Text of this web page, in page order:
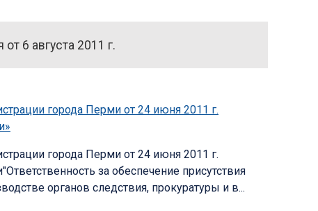
6 августа 2011 г.
города Перми от 24 июня 2011 г.
города Перми от 24 июня 2011 г.
за обеспечение присутствия
органов следствия, прокуратуры и в...